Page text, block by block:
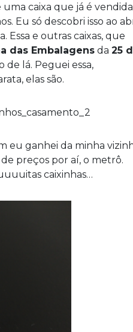
caixa que já é vendida
Eu só descobri isso ao
Essa e outras caixas, que
das Embalagens da 25
de lá. Peguei essa,
elas são.
eu ganhei da minha
preços por aí, o metrô.
caixinhas…